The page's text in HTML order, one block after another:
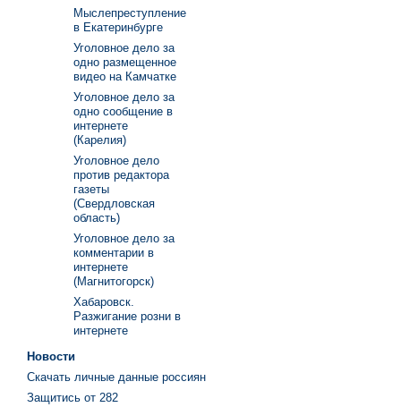
Мыслепреступление
в Екатеринбурге
Уголовное дело за
одно размещенное
видео на Камчатке
Уголовное дело за
одно сообщение в
интернете
(Карелия)
Уголовное дело
против редактора
газеты
(Свердловская
область)
Уголовное дело за
комментарии в
интернете
(Магнитогорск)
Хабаровск.
Разжигание розни в
интернете
Новости
Скачать личные данные россиян
Защитись от 282